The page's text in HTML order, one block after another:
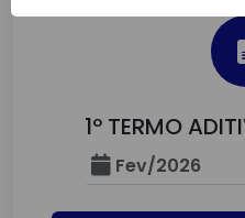
1º TERMO
Fev/2026